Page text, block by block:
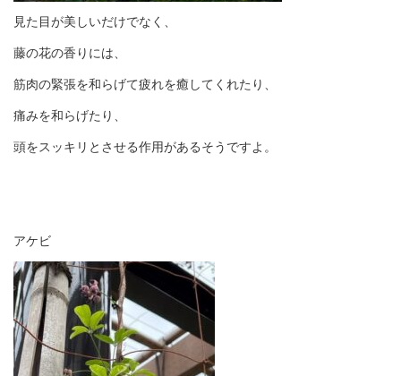
見た目が美しいだけでなく、
藤の花の香りには、
筋肉の緊張を和らげて疲れを癒してくれたり、
痛みを和らげたり、
頭をスッキリとさせる作用があるそうですよ。
アケビ